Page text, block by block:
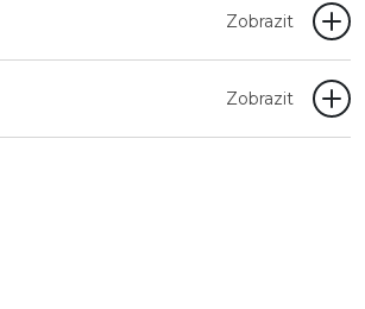
Zobrazit
Zobrazit